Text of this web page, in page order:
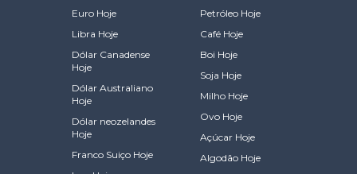
Euro Hoje
Libra Hoje
Dólar Canadense
Hoje
Dólar Australiano
Hoje
Dólar neozelandes
Hoje
Franco Suiço Hoje
Petróleo Hoje
Café Hoje
Boi Hoje
Soja Hoje
Milho Hoje
Ovo Hoje
Açúcar Hoje
Algodão Hoje